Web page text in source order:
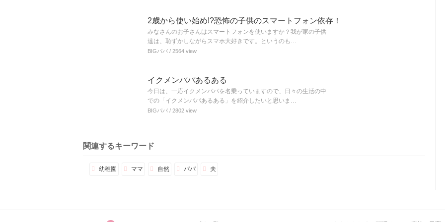
2歳から使い始め!?恐怖の子供のスマートフォン依存！
みなさんのお子さんはスマートフォンを使いますか？我が家の子供
達は、恥ずかしながらスマホ大好きです。というのも…
BIGパパ / 2564 view
イクメンパパあるある
今日は、一応イクメンパパを名乗っていますので、日々の生活の中
での「イクメンパパあるある」を紹介したいと思いま…
BIGパパ / 2802 view
関連するキーワード
幼稚園 ママ 自然 パパ 夫